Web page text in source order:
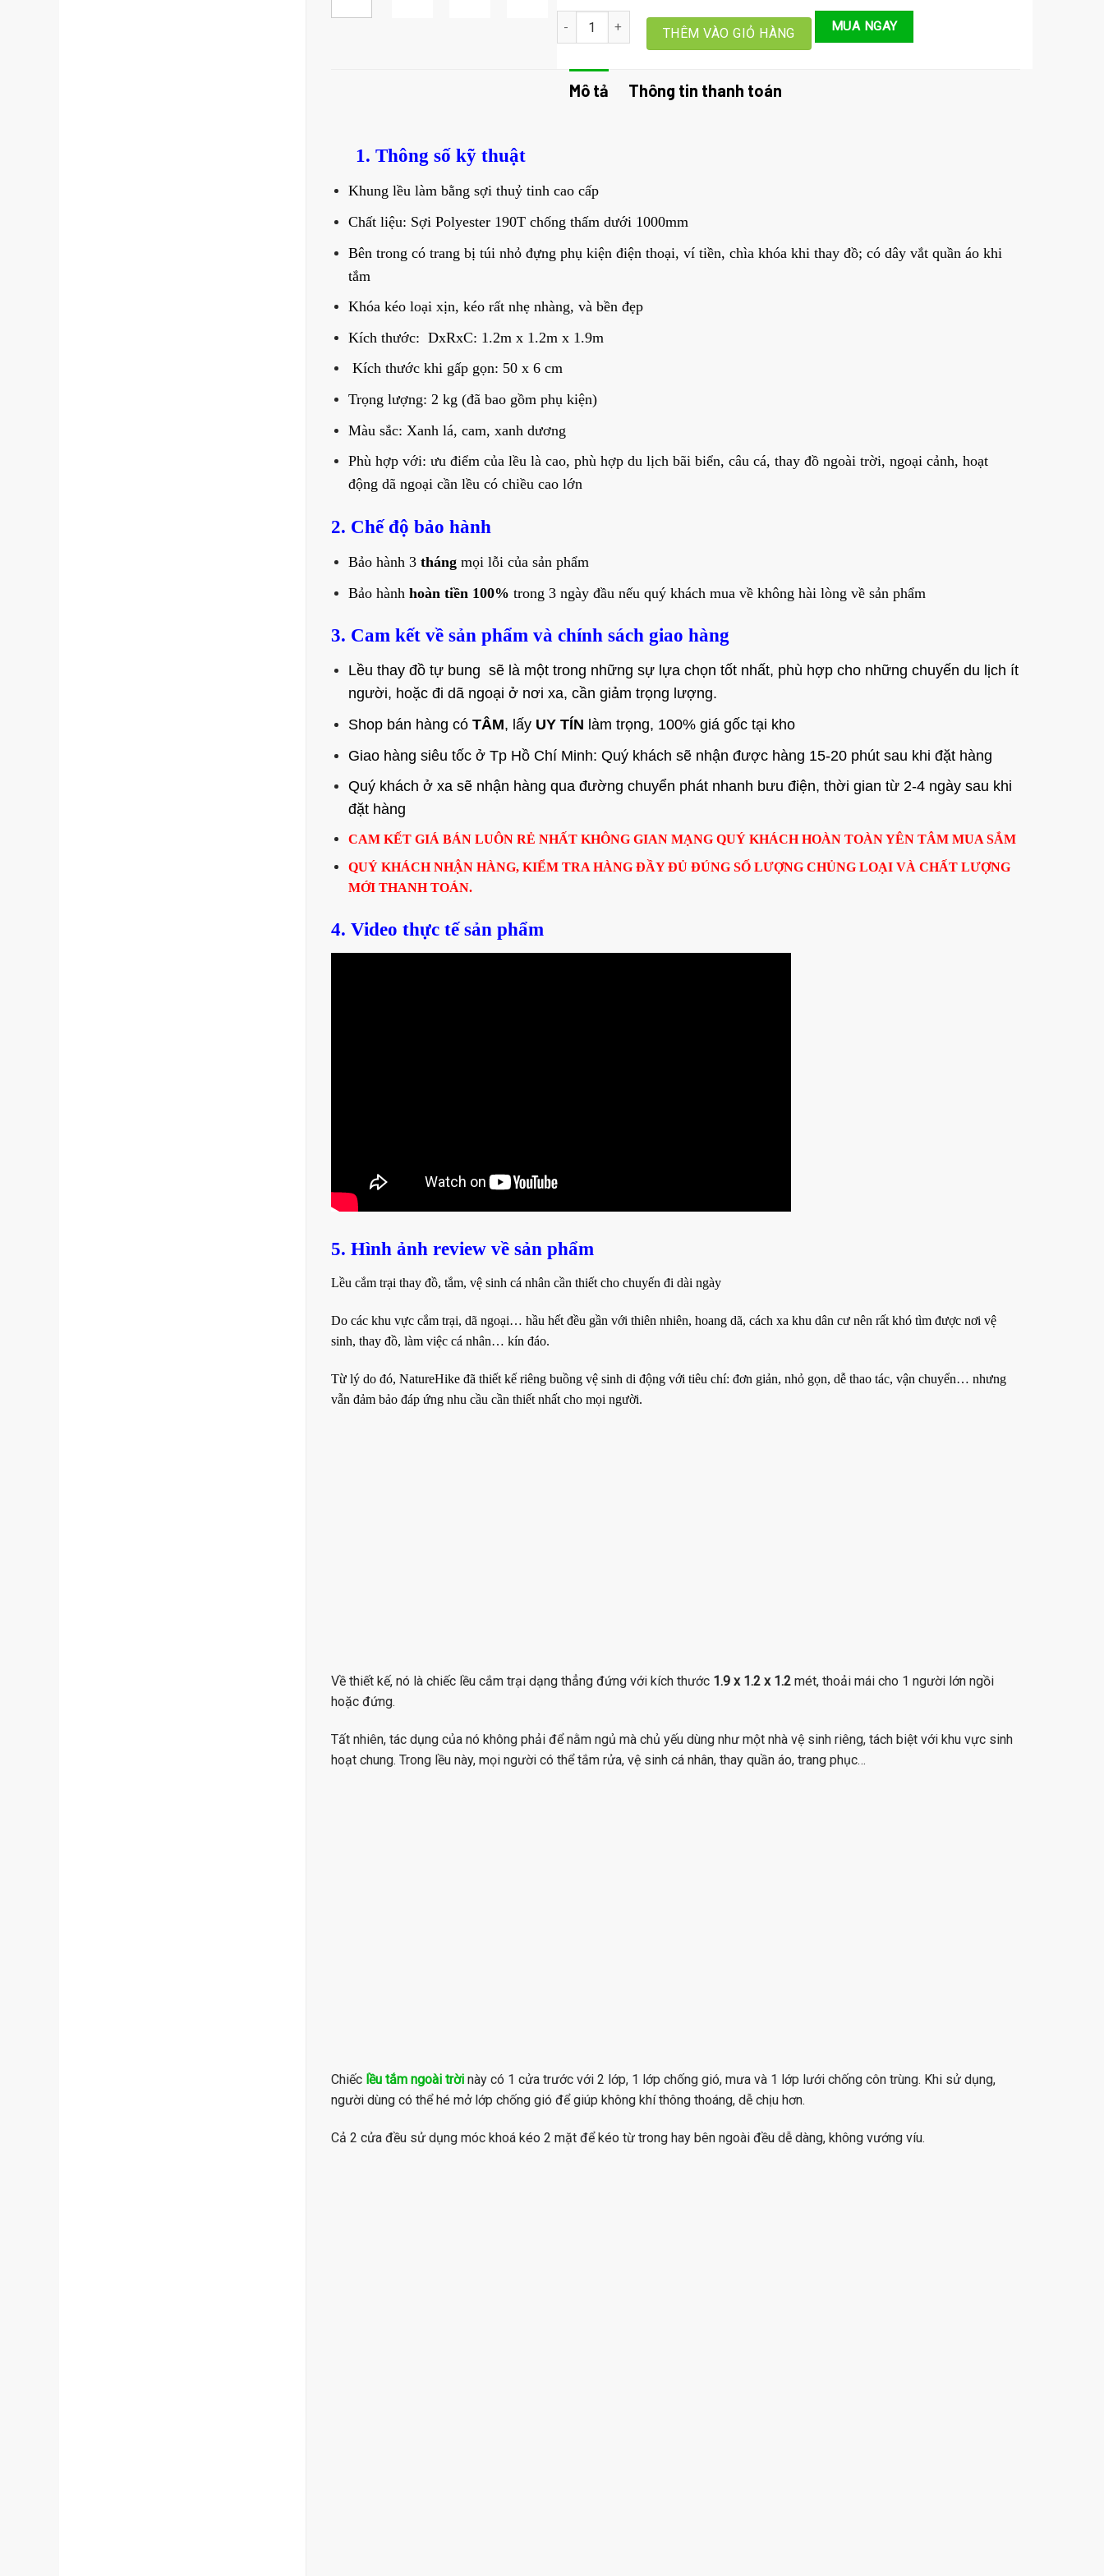
Review Lều Thay Đồ, Lều Vệ Sinh Tự Bung, Lều Đi Vệ Sinh Ở Hà Nội Và Hồ Chí Minh (Mã LT47.1) số
THÊM VÀO GIỎ HÀNG MUA NGAY
Mô tả Thông tin thanh toán
1. Thông số kỹ thuật
Khung lều làm bằng sợi thuỷ tinh cao cấp
Chất liệu: Sợi Polyester 190T chống thấm dưới 1000mm
Bên trong có trang bị túi nhỏ đựng phụ kiện điện thoại, ví tiền, chìa khóa khi thay đồ; có dây vắt quần áo khi
tắm
Khóa kéo loại xịn, kéo rất nhẹ nhàng, và bền đẹp
Kích thước: DxRxC: 1.2m x 1.2m x 1.9m
Kích thước khi gấp gọn: 50 x 6 cm
Trọng lượng: 2 kg (đã bao gồm phụ kiện)
Màu sắc: Xanh lá, cam, xanh dương
Phù hợp với: ưu điểm của lều là cao, phù hợp du lịch bãi biển, câu cá, thay đồ ngoài trời, ngoại cảnh, hoạt
động dã ngoại cần lều có chiều cao lớn
2. Chế độ bảo hành
Bảo hành 3thángmọi lỗi của sản phẩm
Bảo hành hoàn tiền 100% trong 3 ngày đầu nếu quý khách mua về không hài lòng về sản phẩm
3. Cam kết về sản phẩm và chính sách giao hàng
Lều thay đồ tự bung sẽ là một trong những sự lựa chọn tốt nhất, phù hợp cho những chuyến du lịch ít
người, hoặc đi dã ngoại ở nơi xa, cần giảm trọng lượng.
Shop bán hàng có TÂM, lấy UY TÍN làm trọng, 100% giá gốc tại kho
Giao hàng siêu tốc ở Tp Hồ Chí Minh: Quý khách sẽ nhận được hàng 15-20 phút sau khi đặt hàng
Quý khách ở xa sẽ nhận hàng qua đường chuyển phát nhanh bưu điện, thời gian từ 2-4 ngày sau khi
đặt hàng
CAM KẾT GIÁ BÁN LUÔN RẺ NHẤT KHÔNG GIAN MẠNG QUÝ KHÁCH HOÀN TOÀN YÊN TÂM MUA SẮM
QUÝ KHÁCH NHẬN HÀNG, KIỂM TRA HÀNG ĐẦY ĐỦ ĐÚNG SỐ LƯỢNG CHỦNG LOẠI VÀ CHẤT LƯỢNG
MỚI THANH TOÁN.
4. Video thực tế sản phẩm
5. Hình ảnh review về sản phẩm
Lều cắm trại thay đồ, tắm, vệ sinh cá nhân cần thiết cho chuyến đi dài ngày
Do các khu vực cắm trại, dã ngoại… hầu hết đều gần với thiên nhiên, hoang dã, cách xa khu dân cư nên rất khó tìm được nơi vệ
sinh, thay đồ, làm việc cá nhân… kín đáo.
Từ lý do đó, NatureHike đã thiết kế riêng buồng vệ sinh di động với tiêu chí: đơn giản, nhỏ gọn, dễ thao tác, vận chuyển… nhưng
vẫn đảm bảo đáp ứng nhu cầu cần thiết nhất cho mọi người.
Về thiết kế, nó là chiếc lều cắm trại dạng thẳng đứng với kích thước 1.9 x 1.2 x 1.2 mét, thoải mái cho 1 người lớn ngồi
hoặc đứng.
Tất nhiên, tác dụng của nó không phải để nằm ngủ mà chủ yếu dùng như một nhà vệ sinh riêng, tách biệt với khu vực sinh
hoạt chung. Trong lều này, mọi người có thể tắm rửa, vệ sinh cá nhân, thay quần áo, trang phục…
Chiếc lều tắm ngoài trời này có 1 cửa trước với 2 lớp, 1 lớp chống gió, mưa và 1 lớp lưới chống côn trùng. Khi sử dụng,
người dùng có thể hé mở lớp chống gió để giúp không khí thông thoáng, dễ chịu hơn.
Cả 2 cửa đều sử dụng móc khoá kéo 2 mặt để kéo từ trong hay bên ngoài đều dễ dàng, không vướng víu.